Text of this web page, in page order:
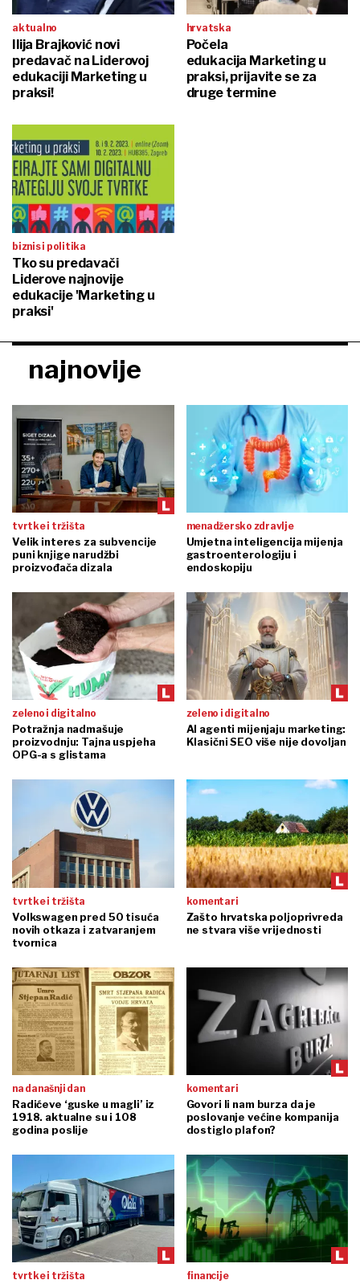
aktualno
Ilija Brajković novi
predavač na Liderovoj
edukaciji Marketing u
praksi!
hrvatska
Počela
edukacija Marketing u
praksi, prijavite se za
druge termine
biznis i politika
Tko su predavači
Liderove najnovije
edukacije 'Marketing u
praksi'
najnovije
tvrtke i tržišta
Velik interes za subvencije
puni knjige narudžbi
proizvođača dizala
menadžersko zdravlje
Umjetna inteligencija mijenja
gastroenterologiju i
endoskopiju
zeleno i digitalno
Potražnja nadmašuje
proizvodnju: Tajna uspjeha
OPG-a s glistama
zeleno i digitalno
AI agenti mijenjaju marketing:
Klasični SEO više nije dovoljan
tvrtke i tržišta
Volkswagen pred 50 tisuća
novih otkaza i zatvaranjem
tvornica
komentari
Zašto hrvatska poljoprivreda
ne stvara više vrijednosti
na današnji dan
Radićeve ‘guske u magli’ iz
1918. aktualne su i 108
godina poslije
komentari
Govori li nam burza da je
poslovanje većine kompanija
dostiglo plafon?
tvrtke i tržišta financije